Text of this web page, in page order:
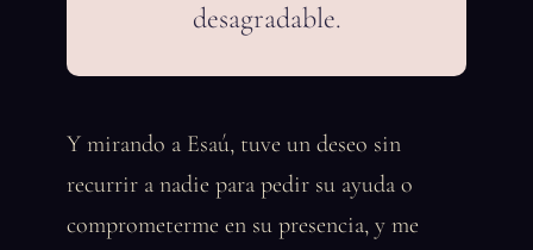
desagradable.
Y mirando a Esaú, tuve un deseo sin
recurrir a nadie para pedir su ayuda o
comprometerme en su presencia, y me